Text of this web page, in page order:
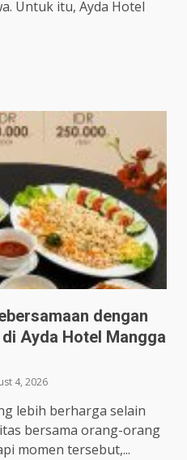
Untuk itu, Ayda Hotel
dengan
Ayda Hotel Mangga
4, 2026
lebih berharga selain
bersama orang-orang
momen tersebut,...